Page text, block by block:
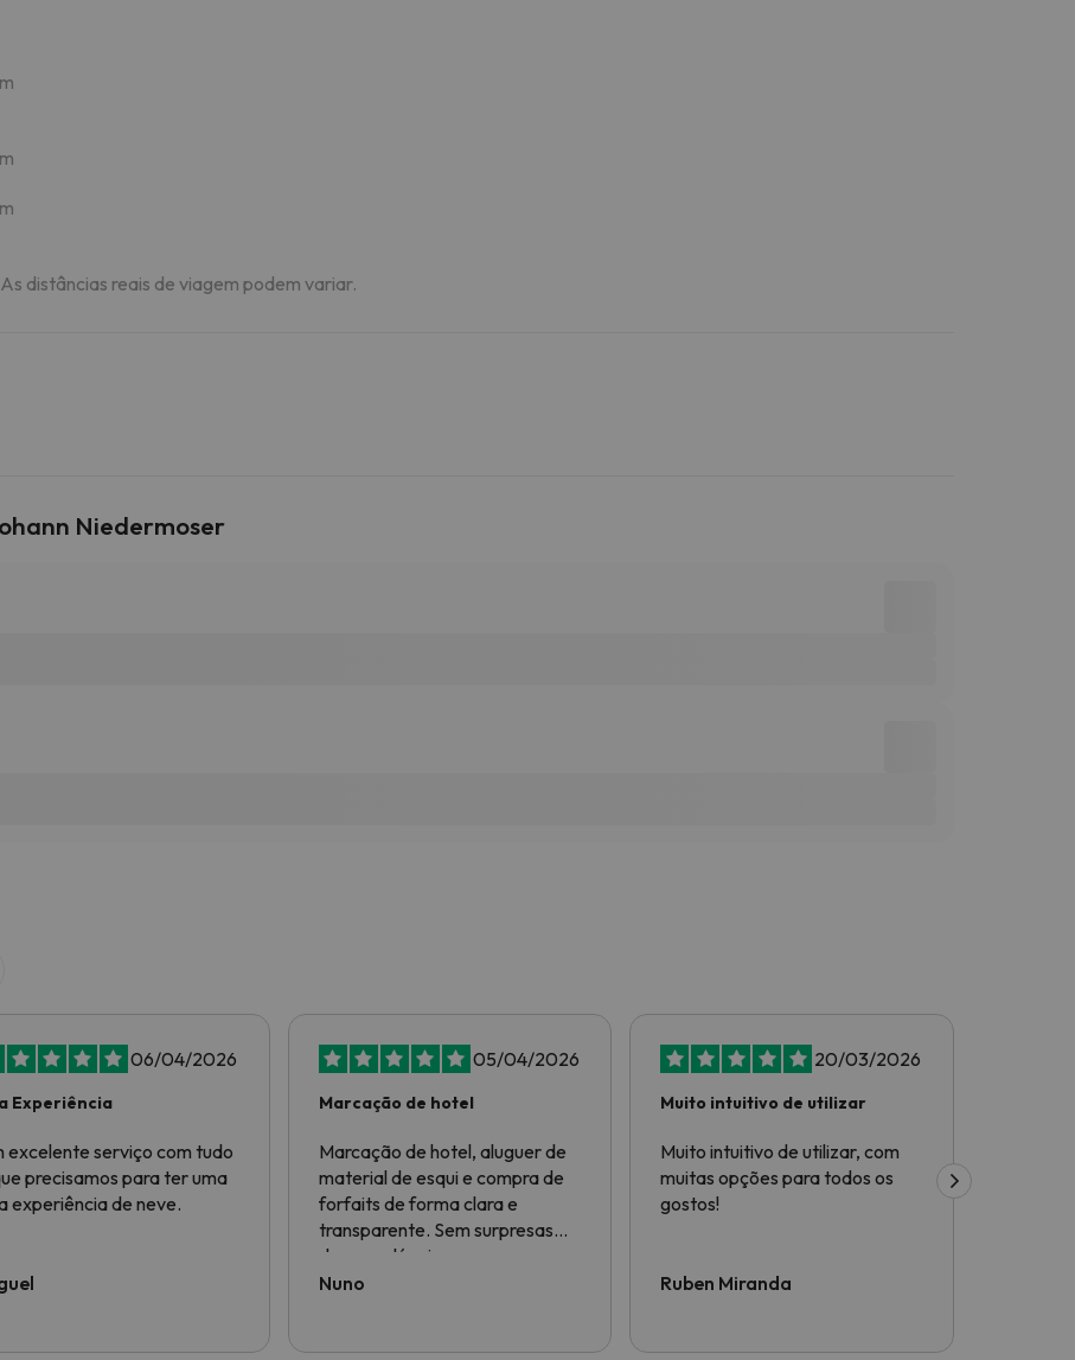
distâncias reais de viagem podem variar.
Niedermoser
06/04/2026
Experiência
excelente serviço com tudo
precisamos para ter uma
experiência de neve.
05/04/2026
Marcação de hotel
Marcação de hotel, aluguer de
material de esqui e compra de
forfaits de forma clara e
transparente. Sem surpresas
desagradáveis nos preços ou
nos serviços. Correu tudo a
Nuno
20/03/2026
Muito intuitivo de utilizar
Muito intuitivo de utilizar, com
muitas opções para todos os
gostos!
Ruben Miranda